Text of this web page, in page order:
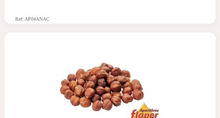
Ref: AP04ANAC